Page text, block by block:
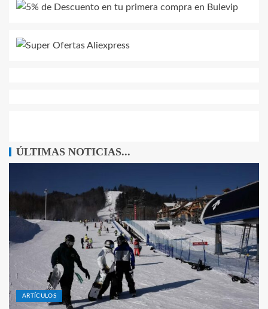
ÚLTIMAS NOTICIAS...
ARTÍCULOS